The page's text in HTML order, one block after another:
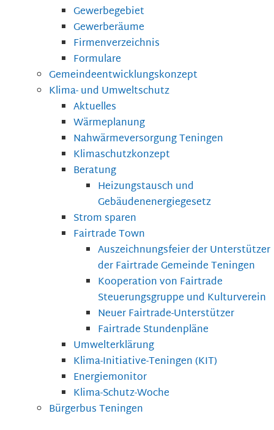
Gewerbegebiet
Gewerberäume
Firmenverzeichnis
Formulare
Gemeindeentwicklungskonzept
Klima- und Umweltschutz
Aktuelles
Wärmeplanung
Nahwärmeversorgung Teningen
Klimaschutzkonzept
Beratung
Heizungstausch und
Gebäudenenergiegesetz
Strom sparen
Fairtrade Town
Auszeichnungsfeier der Unterstützer
der Fairtrade Gemeinde Teningen
Kooperation von Fairtrade
Steuerungsgruppe und Kulturverein
Neuer Fairtrade-Unterstützer
Fairtrade Stundenpläne
Umwelterklärung
Klima-Initiative-Teningen (KIT)
Energiemonitor
Klima-Schutz-Woche
Bürgerbus Teningen